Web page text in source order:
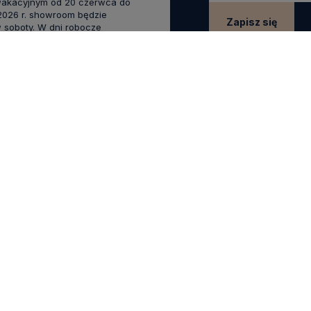
Zapisz się
od 20 czerwca do
r. showroom będzie
soboty. W dni robocze